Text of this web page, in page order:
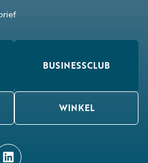
BUSINESSCLUB
WINKEL